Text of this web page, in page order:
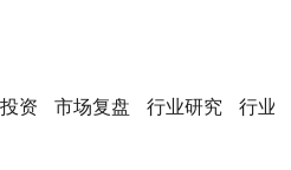
资 市场复盘 行业研究 行业